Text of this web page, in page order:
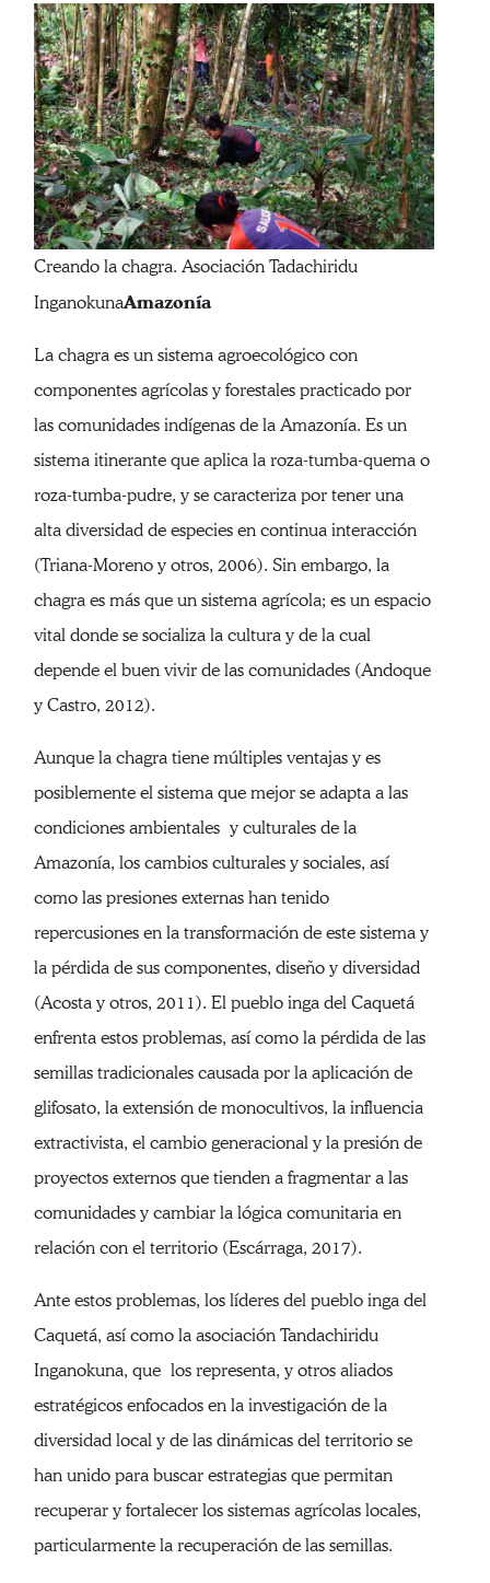
Creando la chagra. Asociación Tadachiridu
InganokunaAmazonía
La chagra es un sistema agroecológico con
componentes agrícolas y forestales practicado por
las comunidades indígenas de la Amazonía. Es un
sistema itinerante que aplica la roza-tumba-quema o
roza-tumba-pudre, y se caracteriza por tener una
alta diversidad de especies en continua interacción
(Triana-Moreno y otros, 2006). Sin embargo, la
chagra es más que un sistema agrícola; es un espacio
vital donde se socializa la cultura y de la cual
depende el buen vivir de las comunidades (Andoque
y Castro, 2012).
Aunque la chagra tiene múltiples ventajas y es
posiblemente el sistema que mejor se adapta a las
condiciones ambientales y culturales de la
Amazonía, los cambios culturales y sociales, así
como las presiones externas han tenido
repercusiones en la transformación de este sistema y
la pérdida de sus componentes, diseño y diversidad
(Acosta y otros, 2011). El pueblo inga del Caquetá
enfrenta estos problemas, así como la pérdida de las
semillas tradicionales causada por la aplicación de
glifosato, la extensión de monocultivos, la influencia
extractivista, el cambio generacional y la presión de
proyectos externos que tienden a fragmentar a las
comunidades y cambiar la lógica comunitaria en
relación con el territorio (Escárraga, 2017).
Ante estos problemas, los líderes del pueblo inga del
Caquetá, así como la asociación Tandachiridu
Inganokuna, que los representa, y otros aliados
estratégicos enfocados en la investigación de la
diversidad local y de las dinámicas del territorio se
han unido para buscar estrategias que permitan
recuperar y fortalecer los sistemas agrícolas locales,
particularmente la recuperación de las semillas.